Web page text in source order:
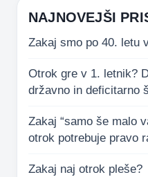
NAJNOVEJŠI
Zakaj smo po 40. letu
Otrok gre v 1. letnik?
državno in deficitarno
Zakaj “samo še malo
otrok potrebuje pravo
Zakaj naj otrok pleše?